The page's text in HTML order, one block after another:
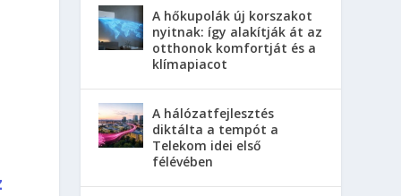
A hőkupolák új korszakot
nyitnak: így alakítják át az
otthonok komfortját és a
klímapiacot
A hálózatfejlesztés
diktálta a tempót a
Telekom idei első
félévében